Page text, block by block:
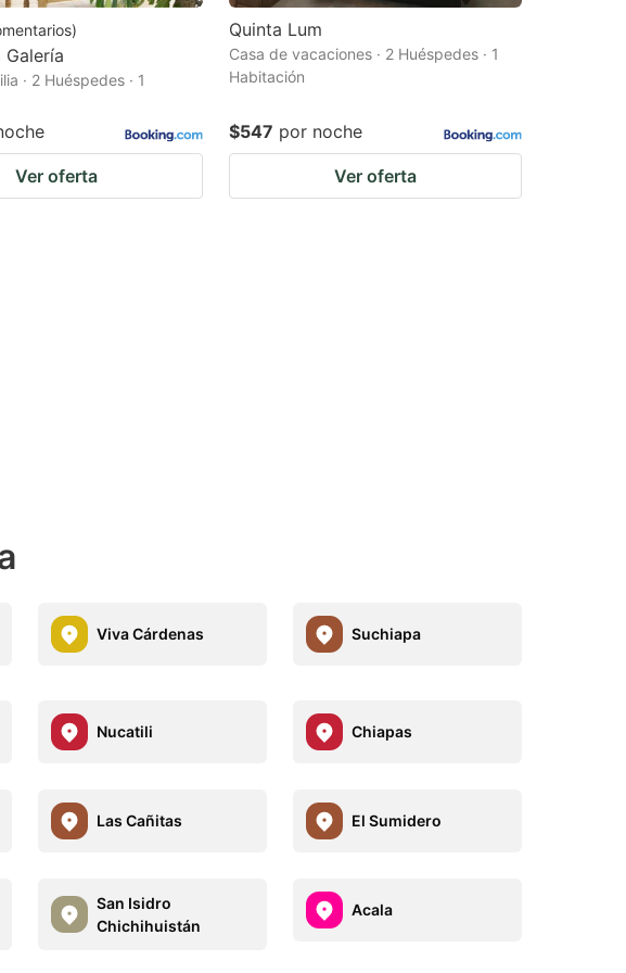
)
Galería
· 2 Huéspedes · 1
Ver oferta
Quinta Lum
Casa de vacaciones · 2 Huéspedes · 1
Habitación
$547 por noche
Ver oferta
Viva Cárdenas Suchiapa
Nucatili Chiapas
Las Cañitas El Sumidero
San Isidro
Chichihuistán
Acala